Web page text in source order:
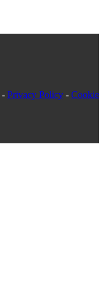
- Privacy Policy - Cookie